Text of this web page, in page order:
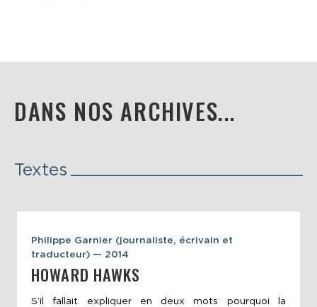
DANS NOS ARCHIVES...
Textes
Philippe Garnier (journaliste, écrivain et
traducteur) — 2014
HOWARD HAWKS
S’il fallait expliquer en deux mots pourquoi la